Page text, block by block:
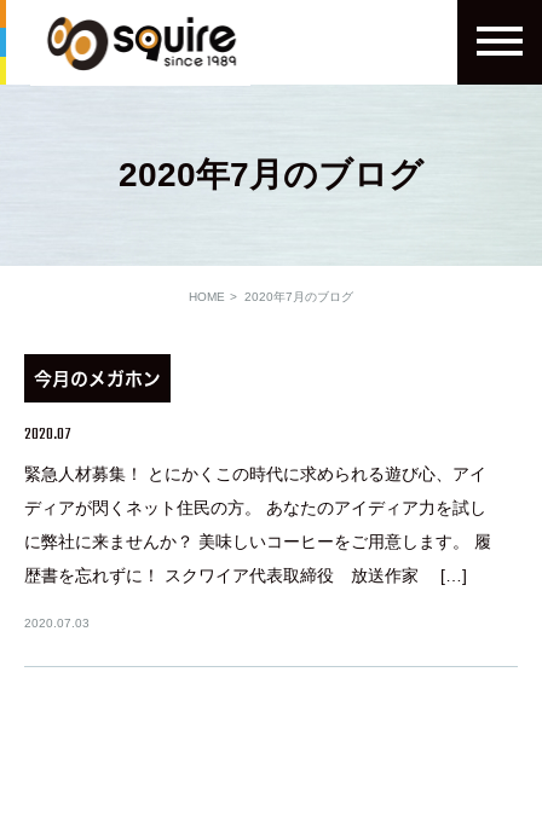
2020年7月のブログ
HOME 2020年7月のブログ
今月のメガホン
2020.07
緊急人材募集！ とにかくこの時代に求められる遊び心、アイ
ディアが閃くネット住民の方。 あなたのアイディア力を試し
に弊社に来ませんか？ 美味しいコーヒーをご用意します。 履
歴書を忘れずに！ スクワイア代表取締役 放送作家 […]
2020.07.03